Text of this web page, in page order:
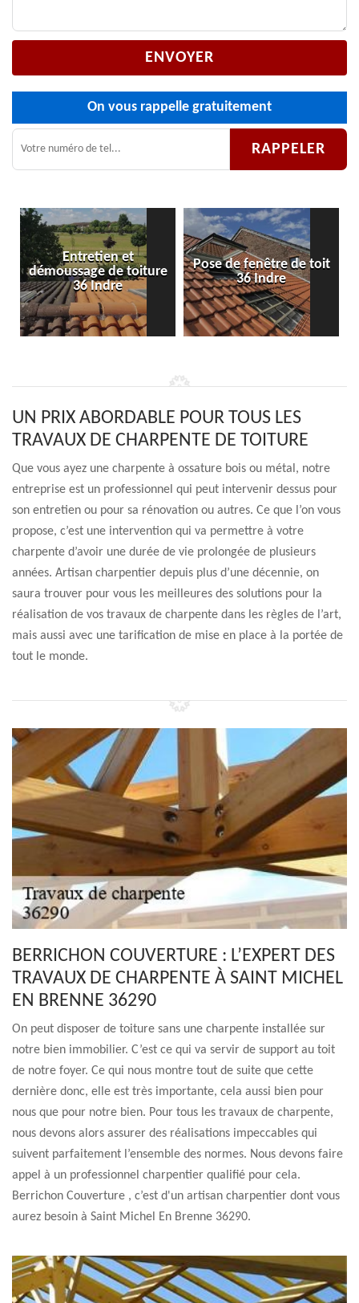
On vous rappelle gratuitement
Entretien et
démoussage de toiture
36 Indre
Pose de fenêtre de toit
36 Indre
UN PRIX ABORDABLE POUR TOUS LES
TRAVAUX DE CHARPENTE DE TOITURE
Que vous ayez une charpente à ossature bois ou métal, notre
entreprise est un professionnel qui peut intervenir dessus pour
son entretien ou pour sa rénovation ou autres. Ce que l’on vous
propose, c’est une intervention qui va permettre à votre
charpente d’avoir une durée de vie prolongée de plusieurs
années. Artisan charpentier depuis plus d’une décennie, on
saura trouver pour vous les meilleures des solutions pour la
réalisation de vos travaux de charpente dans les règles de l’art,
mais aussi avec une tarification de mise en place à la portée de
tout le monde.
BERRICHON COUVERTURE : L’EXPERT DES
TRAVAUX DE CHARPENTE À SAINT MICHEL
EN BRENNE 36290
On peut disposer de toiture sans une charpente installée sur
notre bien immobilier. C’est ce qui va servir de support au toit
de notre foyer. Ce qui nous montre tout de suite que cette
dernière donc, elle est très importante, cela aussi bien pour
nous que pour notre bien. Pour tous les travaux de charpente,
nous devons alors assurer des réalisations impeccables qui
suivent parfaitement l’ensemble des normes. Nous devons faire
appel à un professionnel charpentier qualifié pour cela.
Berrichon Couverture , c’est d'un artisan charpentier dont vous
aurez besoin à Saint Michel En Brenne 36290.